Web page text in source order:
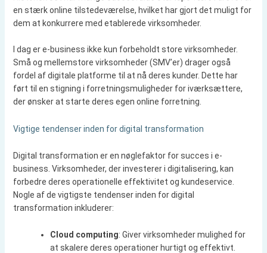
en stærk online tilstedeværelse, hvilket har gjort det muligt for
dem at konkurrere med etablerede virksomheder.
I dag er e-business ikke kun forbeholdt store virksomheder.
Små og mellemstore virksomheder (SMV’er) drager også
fordel af digitale platforme til at nå deres kunder. Dette har
ført til en stigning i forretningsmuligheder for iværksættere,
der ønsker at starte deres egen online forretning.
Vigtige tendenser inden for digital transformation
Digital transformation er en nøglefaktor for succes i e-
business. Virksomheder, der investerer i digitalisering, kan
forbedre deres operationelle effektivitet og kundeservice.
Nogle af de vigtigste tendenser inden for digital
transformation inkluderer:
Cloud computing: Giver virksomheder mulighed for
at skalere deres operationer hurtigt og effektivt.